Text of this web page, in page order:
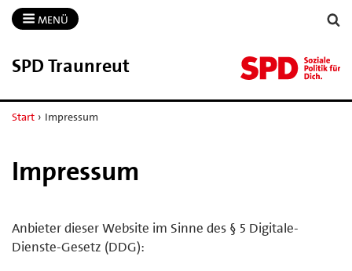
MENÜ
SPD Traunreut
Start › Impressum
Impressum
Anbieter dieser Website im Sinne des § 5 Digitale-
Dienste-Gesetz (DDG):